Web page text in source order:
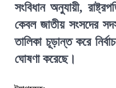
সংবিধান অনুযায়ী,
কেবল জাতীয় সংসদের
তালিকা চূড়ান্ত করে
ঘোষণা করেছে।